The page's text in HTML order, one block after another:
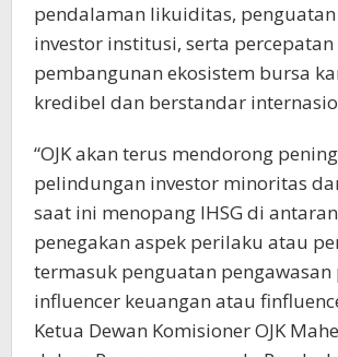
pendalaman likuiditas,
investor institusi, serta percepatan
pembangunan ekosistem bursa
kredibel dan berstandar
“OJK akan terus mendorong
pelindungan investor minoritas
saat ini menopang IHSG di
penegakan aspek perilaku atau
termasuk penguatan pengawasan
influencer keuangan atau
Ketua Dewan Komisioner OJK